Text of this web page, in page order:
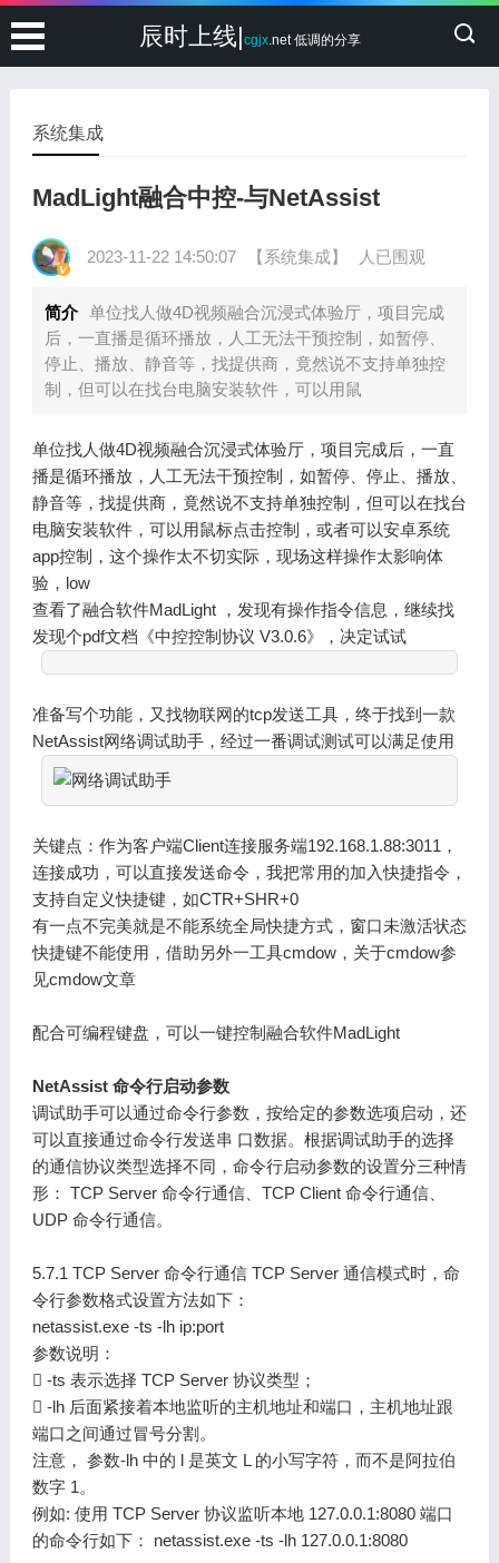
辰时上线|cgjx.net 低调的分享
系统集成
MadLight融合中控-与NetAssist
2023-11-22 14:50:07 【系统集成】 人已围观
简介 单位找人做4D视频融合沉浸式体验厅，项目完成
后，一直播是循环播放，人工无法干预控制，如暂停、
停止、播放、静音等，找提供商，竟然说不支持单独控
制，但可以在找台电脑安装软件，可以用鼠
单位找人做4D视频融合沉浸式体验厅，项目完成后，一直
播是循环播放，人工无法干预控制，如暂停、停止、播放、
静音等，找提供商，竟然说不支持单独控制，但可以在找台
电脑安装软件，可以用鼠标点击控制，或者可以安卓系统
app控制，这个操作太不切实际，现场这样操作太影响体
验，low
查看了融合软件MadLight ，发现有操作指令信息，继续找
发现个pdf文档《中控控制协议 V3.0.6》，决定试试
准备写个功能，又找物联网的tcp发送工具，终于找到一款
NetAssist网络调试助手，经过一番调试测试可以满足使用
关键点：作为客户端Client连接服务端192.168.1.88:3011，
连接成功，可以直接发送命令，我把常用的加入快捷指令，
支持自定义快捷键，如CTR+SHR+0
有一点不完美就是不能系统全局快捷方式，窗口未激活状态
快捷键不能使用，借助另外一工具cmdow，关于cmdow参
见cmdow文章
配合可编程键盘，可以一键控制融合软件MadLight
NetAssist 命令行启动参数
调试助手可以通过命令行参数，按给定的参数选项启动，还
可以直接通过命令行发送串 口数据。根据调试助手的选择
的通信协议类型选择不同，命令行启动参数的设置分三种情
形： TCP Server 命令行通信、TCP Client 命令行通信、
UDP 命令行通信。
5.7.1 TCP Server 命令行通信 TCP Server 通信模式时，命
令行参数格式设置方法如下：
netassist.exe -ts -lh ip:port
参数说明：
 -ts 表示选择 TCP Server 协议类型；
 -lh 后面紧接着本地监听的主机地址和端口，主机地址跟
端口之间通过冒号分割。
注意， 参数-lh 中的 l 是英文 L 的小写字符，而不是阿拉伯
数字 1。
例如: 使用 TCP Server 协议监听本地 127.0.0.1:8080 端口
的命令行如下： netassist.exe -ts -lh 127.0.0.1:8080